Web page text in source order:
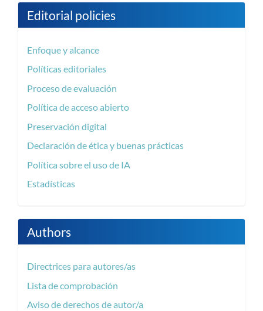
Editorial policies
Enfoque y alcance
Políticas editoriales
Proceso de evaluación
Política de acceso abierto
Preservación digital
Declaración de ética y buenas prácticas
Política sobre el uso de IA
Estadísticas
Authors
Directrices para autores/as
Lista de comprobación
Aviso de derechos de autor/a